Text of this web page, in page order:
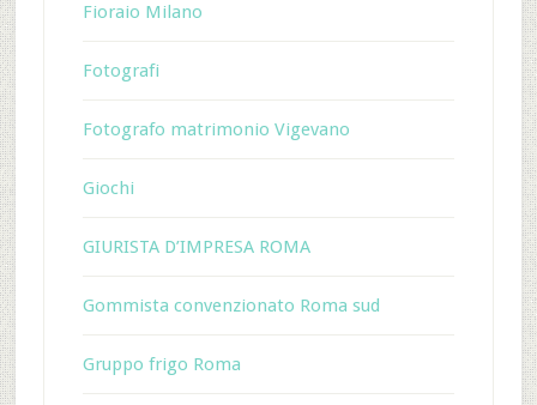
Fioraio Milano
Fotografi
Fotografo matrimonio Vigevano
Giochi
GIURISTA D’IMPRESA ROMA
Gommista convenzionato Roma sud
Gruppo frigo Roma